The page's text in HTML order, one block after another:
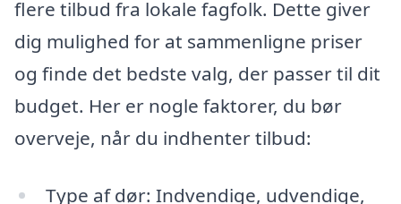
flere tilbud fra lokale fagfolk. Dette giver
dig mulighed for at sammenligne priser
og finde det bedste valg, der passer til dit
budget. Her er nogle faktorer, du bør
overveje, når du indhenter tilbud:
Type af dør: Indvendige, udvendige,